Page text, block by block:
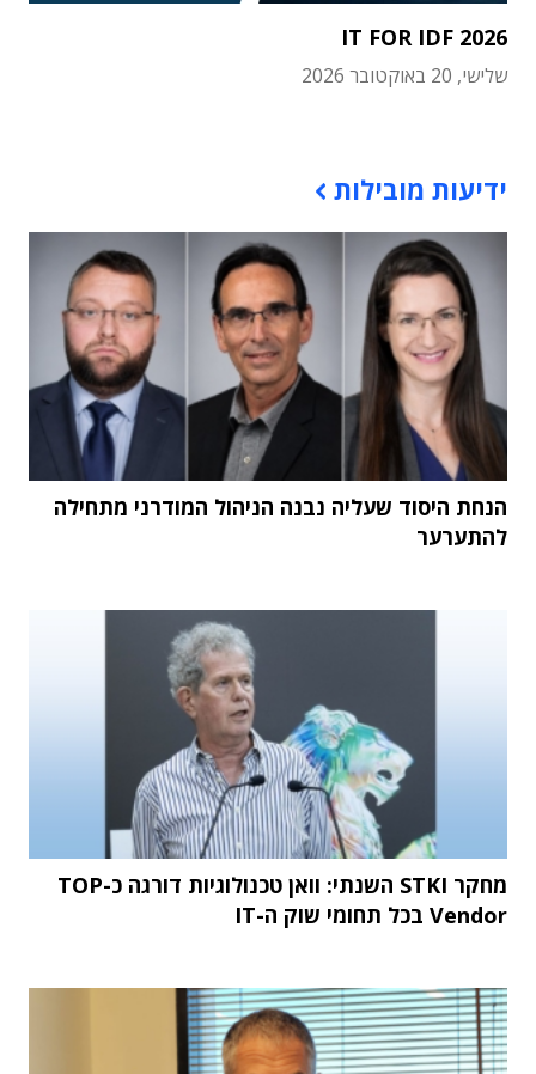
IT FOR IDF 2026
שלישי, 20 באוקטובר 2026
ידיעות מובילות
הנחת היסוד שעליה נבנה הניהול המודרני מתחילה
להתערער
מחקר STKI השנתי: וואן טכנולוגיות דורגה כ-TOP
Vendor בכל תחומי שוק ה-IT